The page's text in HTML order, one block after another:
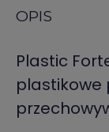
OPIS
Plastic
plastikowe